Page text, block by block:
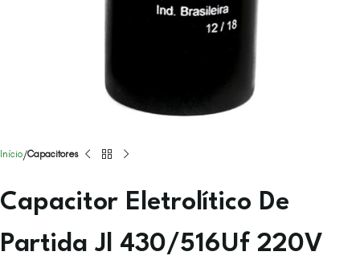
Início Capacitores
Capacitor Eletrolítico De
Partida Jl 430/516Uf 220V